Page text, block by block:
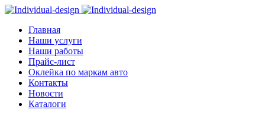
Главная
Наши услуги
Наши работы
Прайс-лист
Оклейка по маркам авто
Контакты
Новости
Каталоги